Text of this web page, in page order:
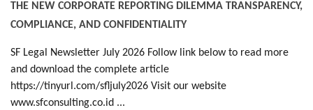
THE NEW CORPORATE REPORTING DILEMMA TRANSPARENCY,
COMPLIANCE, AND CONFIDENTIALITY
SF Legal Newsletter July 2026 Follow link below to read more
and download the complete article
https://tinyurl.com/sfljuly2026 Visit our website
www.sfconsulting.co.id ...